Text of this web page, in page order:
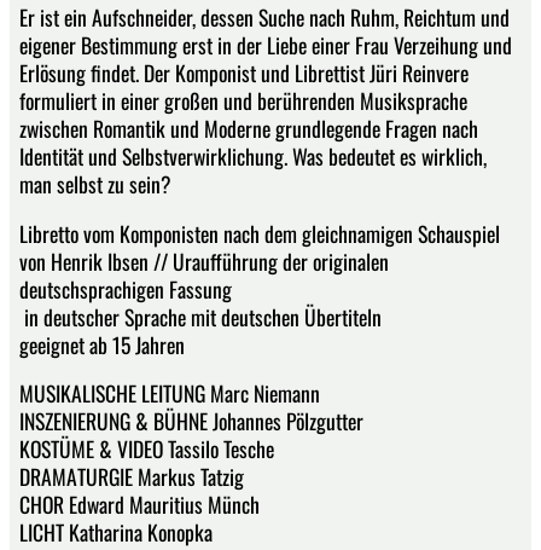
Er ist ein Aufschneider, dessen Suche nach Ruhm, Reichtum und
eigener Bestimmung erst in der Liebe einer Frau Verzeihung und
Erlösung findet. Der Komponist und Librettist Jüri Reinvere
formuliert in einer großen und berührenden Musiksprache
zwischen Romantik und Moderne grundlegende Fragen nach
Identität und Selbstverwirklichung. Was bedeutet es wirklich,
man selbst zu sein?
Libretto vom Komponisten nach dem gleichnamigen Schauspiel
von Henrik Ibsen // Uraufführung der originalen
deutschsprachigen Fassung
in deutscher Sprache mit deutschen Übertiteln
geeignet ab 15 Jahren
MUSIKALISCHE LEITUNG Marc Niemann
INSZENIERUNG & BÜHNE Johannes Pölzgutter
KOSTÜME & VIDEO Tassilo Tesche
DRAMATURGIE Markus Tatzig
CHOR Edward Mauritius Münch
LICHT Katharina Konopka